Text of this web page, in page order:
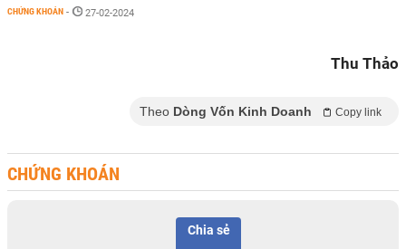
CHỨNG KHOÁN - 27-02-2024
Thu Thảo
Theo Dòng Vốn Kinh Doanh Copy link
CHỨNG KHOÁN
Chia sẻ